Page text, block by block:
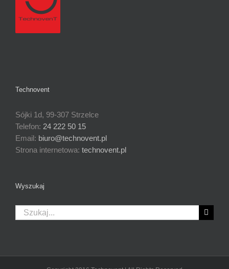
Technovent
Sójki 1d, 99-307 Strzelce
Telefon: 24 222 50 15
Email: biuro@technovent.pl
Strona internetowa: technovent.pl
Wyszukaj
Szukaj